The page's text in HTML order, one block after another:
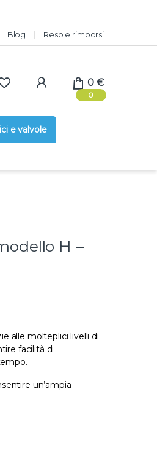
Blog Reso e rimborsi
0
0€
e valvole
H –
alle molteplici livelli di
facilità di
un’ampia